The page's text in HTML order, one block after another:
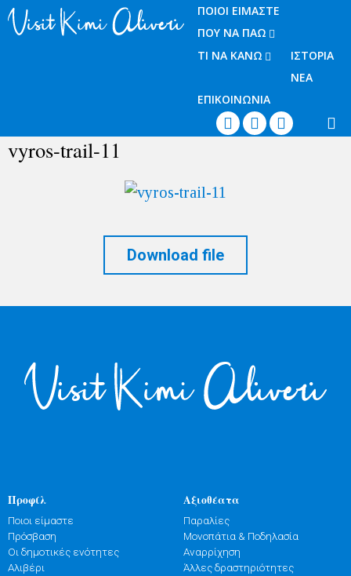
ΠΟΙΟΙ ΕΙΜΑΣΤΕ
ΠΟΥ ΝΑ ΠΑΩ
ΤΙ ΝΑ ΚΑΝΩ
ΙΣΤΟΡΙΑ
ΝΕΑ
ΕΠΙΚΟΙΝΩΝΙΑ
   
vyros-trail-11
Download file
Προφίλ
Ποιοι είμαστε
Πρόσβαση
Οι δημοτικές ενότητες
Αλιβέρι
Αξιοθέατα
Παραλίες
Μονοπάτια & Ποδηλασία
Αναρρίχηση
Άλλες δραστηριότητες